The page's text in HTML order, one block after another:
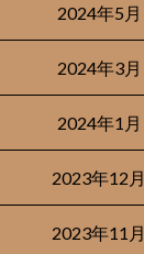
2024年5月
2024年3月
2024年1月
2023年12月
2023年11月